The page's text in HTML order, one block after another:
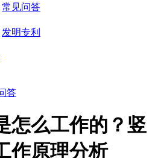
常见问答
发明专利
答
怎么工作的？竖
作原理分析